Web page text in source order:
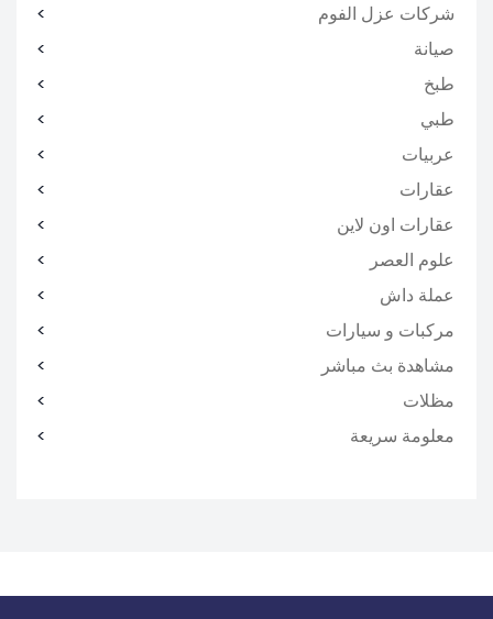
شركات عزل الفوم
صيانة
طبخ
طبي
عربيات
عقارات
عقارات اون لاين
علوم العصر
عملة داش
مركبات و سيارات
مشاهدة بث مباشر
مظلات
معلومة سريعة